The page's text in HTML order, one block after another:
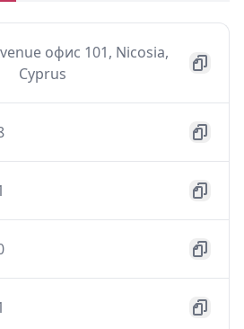
офис 101, Nicosia,
Cyprus